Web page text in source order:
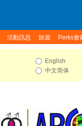
活動訊息 旅遊 Perks會
English
中文简体